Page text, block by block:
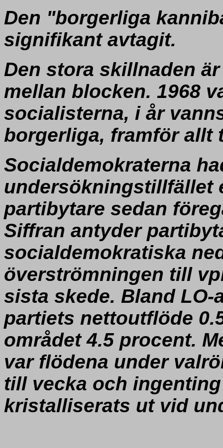
Den "borgerliga
signifikant avtagit.
Den stora skillnaden
mellan blocken. 1968
socialisterna, i år
borgerliga, framför allt
Socialdemokraterna
undersökningstillfället
partibytare sedan
Siffran antyder
socialdemokratiska
överströmningen till
sista skede. Bland
partiets nettoutflöde
området 4.5 procent.
var flödena under
till vecka och
kristalliserats ut vid